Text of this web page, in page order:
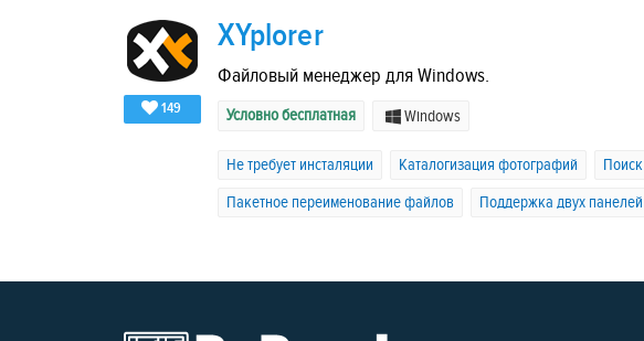
149
XYplorer
Файловый менеджер для Windows.
Условно бесплатная Windows
Не требует инсталяции Каталогизация фотографий
Пакетное переименование файлов
Поддержка двух панелей